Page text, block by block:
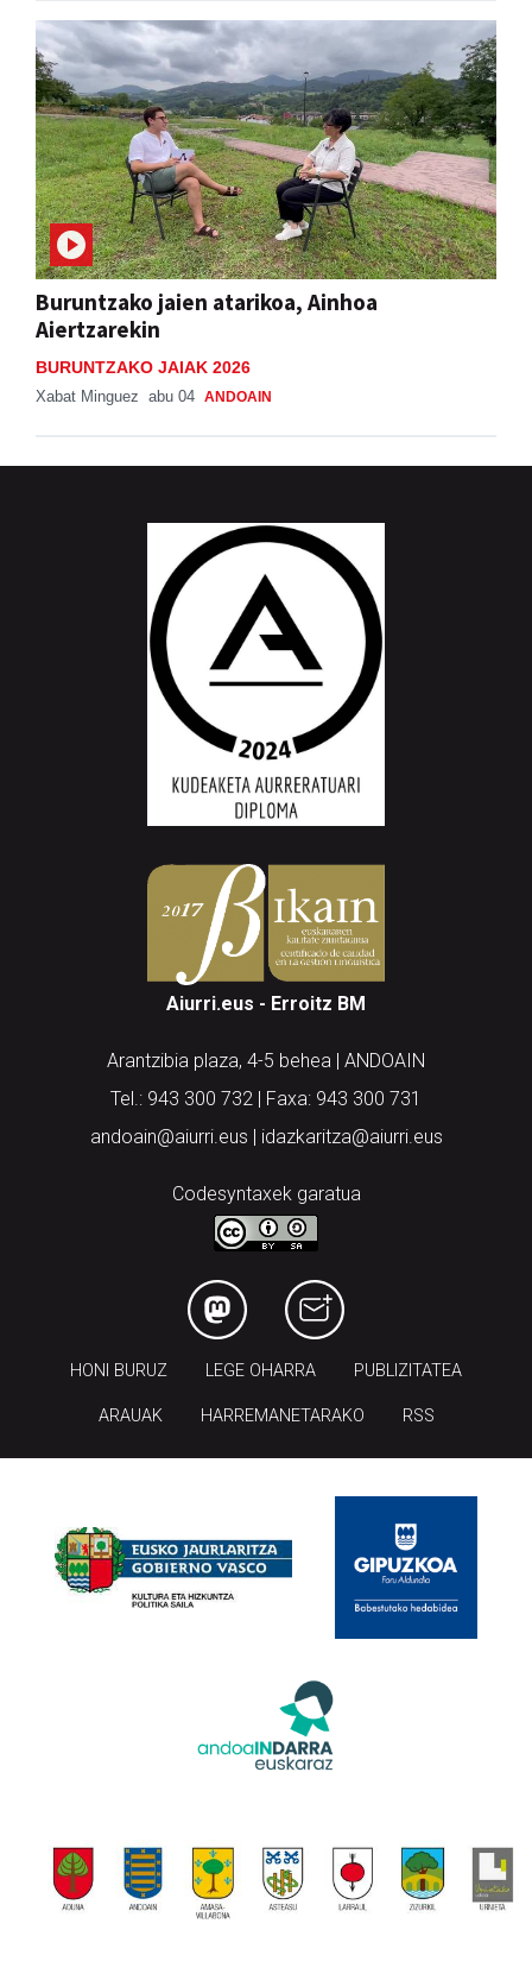
Buruntzako jaien atarikoa, Ainhoa
Aiertzarekin
BURUNTZAKO JAIAK 2026
Xabat Minguez abu 04 ANDOAIN
Aiurri.eus - Erroitz BM
Arantzibia plaza, 4-5 behea | ANDOAIN
Tel.: 943 300 732 | Faxa: 943 300 731
andoain@aiurri.eus | idazkaritza@aiurri.eus
Codesyntaxek garatua
HONI BURUZ LEGE OHARRA PUBLIZITATEA
ARAUAK HARREMANETARAKO RSS